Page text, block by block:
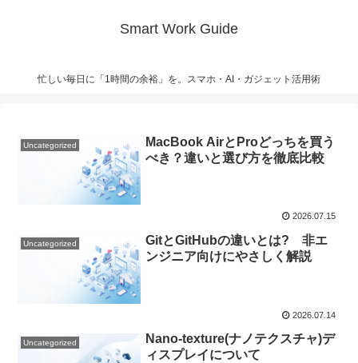
Smart Work Guide
忙しい毎日に「1時間の余裕」を。スマホ・AI・ガジェット活用術
Uncategorized
MacBook AirとProどっちを買う
べき？違いと選び方を徹底比較
2026.07.15
Uncategorized
GitとGitHubの違いとは? 非エ
ンジニア向けにやさしく解説
2026.07.14
Uncategorized
Nano-texture(ナノテクスチャ)デ
ィスプレイについて